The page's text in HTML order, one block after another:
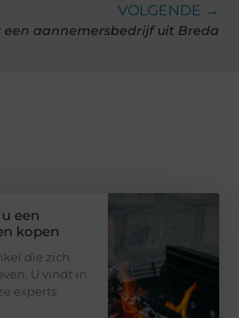
VOLGENDE →
aannemersbedrijf uit Breda
een
kopen
die zich
U vindt in
experts